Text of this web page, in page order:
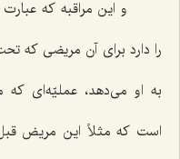
و این مراقبه که
را دارد برای آن مریضی که
به او می‌دهد، عملیّه‌ای که
است که مثلاً این مریض